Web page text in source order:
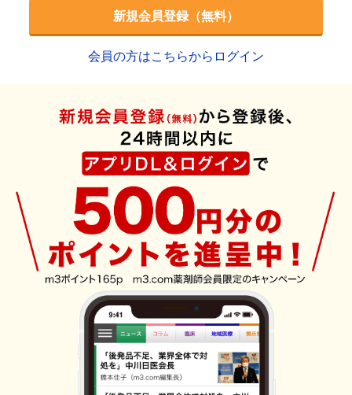
新規会員登録（無料）
会員の方はこちらからログイン